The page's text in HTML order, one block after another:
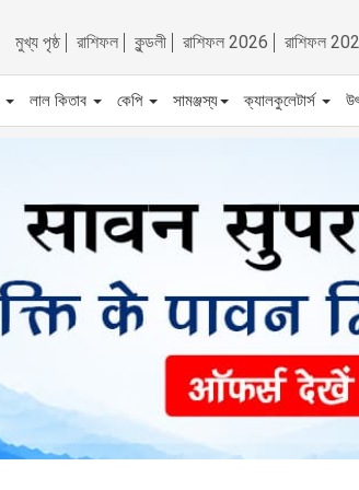
মুখ্য পৃষ্ঠ রাশিফল কুন্ডলী রাশিফল 2026 রাশিফল
লাল কিতাব কেপি সামঞ্জস্য ক্যালকুলেটার্স